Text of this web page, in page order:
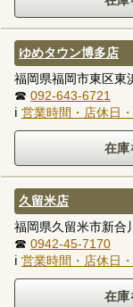
ゆめタウン博多店
福岡県福岡市東区東
☎ 092-643-6721
ℹ 営業時間・店休日
久留米店
福岡県久留米市新合
☎ 0942-45-7170
ℹ 営業時間・店休日